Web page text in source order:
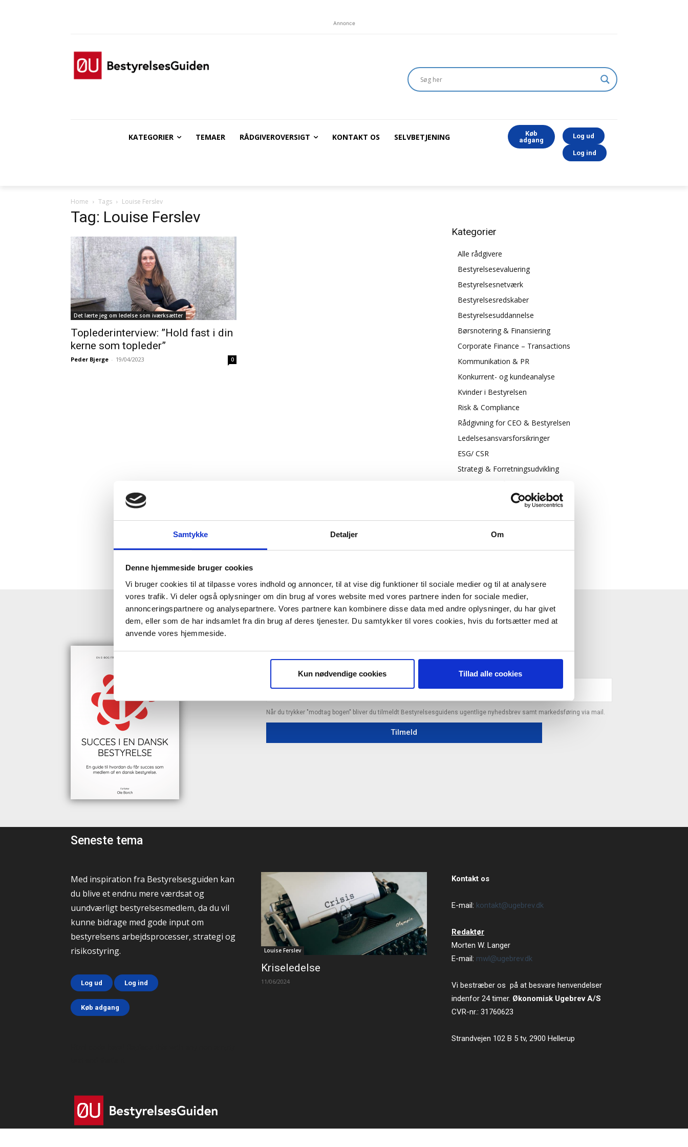
Samtykke Detaljer Om
Denne hjemmeside bruger cookies
Vi bruger cookies til at tilpasse vores indhold og annoncer, til at vise dig funktioner til sociale medier og til at analysere
vores trafik. Vi deler også oplysninger om din brug af vores website med vores partnere inden for sociale medier,
annonceringspartnere og analysepartnere. Vores partnere kan kombinere disse data med andre oplysninger, du har givet
dem, eller som de har indsamlet fra din brug af deres tjenester. Du samtykker til vores cookies, hvis du fortsætter med at
anvende vores hjemmeside.
Kun nødvendige cookies Tillad alle cookies
Annonce
KATEGORIER TEMAER RÅDGIVEROVERSIGT KONTAKT OS SELVBETJENING
Køb
adgang
Log ud
Log ind
Home Tags Louise Ferslev
Tag: Louise Ferslev
Det lærte jeg om ledelse som iværksætter
Toplederinterview: ”Hold fast i din
kerne som topleder”
Peder Bjerge - 19/04/2023 0
Kategorier
Alle rådgivere
Bestyrelsesevaluering
Bestyrelsesnetværk
Bestyrelsesredskaber
Bestyrelsesuddannelse
Børsnotering & Finansiering
Corporate Finance – Transactions
Kommunikation & PR
Konkurrent- og kundeanalyse
Kvinder i Bestyrelsen
Risk & Compliance
Rådgivning for CEO & Bestyrelsen
Ledelsesansvarsforsikringer
ESG/ CSR
Strategi & Forretningsudvikling
HENT GRATIS E-BOG "SUCCES I EN DANSK BESTYRELSE"
Når du trykker "modtag bogen" bliver du tilmeldt Bestyrelsesguidens ugentlige nyhedsbrev samt markedsføring via mail.
Tilmeld
Seneste tema
Med inspiration fra Bestyrelsesguiden kan
du blive et endnu mere værdsat og
uundværligt bestyrelsesmedlem, da du vil
kunne bidrage med gode input om
bestyrelsens arbejdsprocesser, strategi og
risikostyring.
Log ud Log ind
Køb adgang
Louise Ferslev
Kriseledelse
11/06/2024
Kontakt os
E-mail: kontakt@ugebrev.dk
Redaktør
Morten W. Langer
E-mail: mwl@ugebrev.dk
Vi bestræber os på at besvare henvendelser
indenfor 24 timer. Økonomisk Ugebrev A/S
CVR-nr.: 31760623
Strandvejen 102 B 5 tv, 2900 Hellerup